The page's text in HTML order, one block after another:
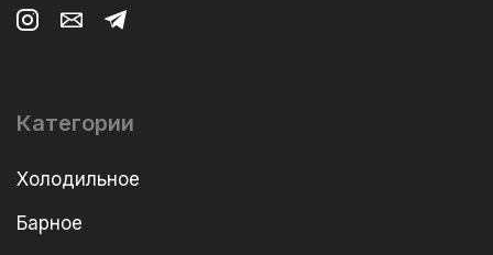
Категории
Холодильное
Барное